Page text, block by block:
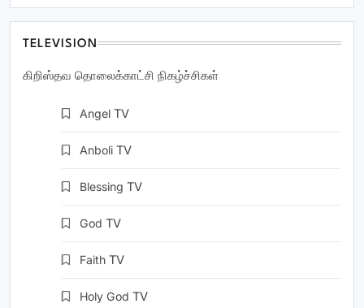
TELEVISION
கிறிஸ்தவ தொலைக்காட்சி நிகழ்ச்சிகள்
Angel TV
Anboli TV
Blessing TV
God TV
Faith TV
Holy God TV